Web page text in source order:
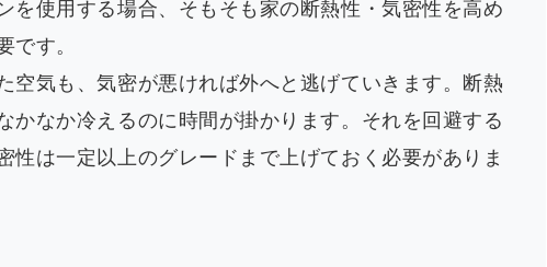
を使用する場合、そもそも家の断熱性・気密性を高め
す。
空気も、気密が悪ければ外へと逃げていきます。断熱
かなか冷えるのに時間が掛かります。それを回避する
性は一定以上のグレードまで上げておく必要がありま